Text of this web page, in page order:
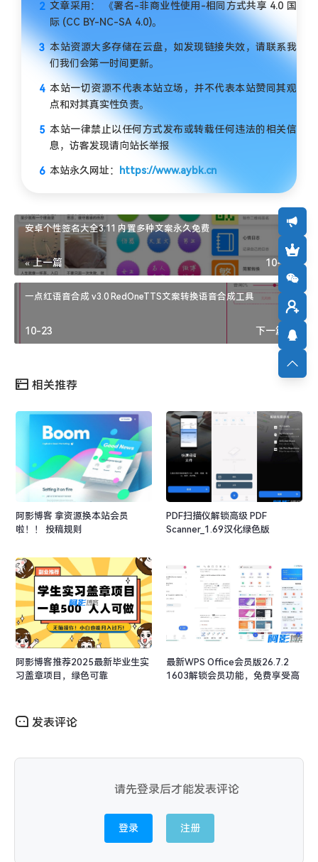
文章采用： 《署名-非商业性使用-相同方式共享 4.0 国
际 (CC BY-NC-SA 4.0)。
本站资源大多存储在云盘，如发现链接失效，请联系我
们我们会第一时间更新。
本站一切资源不代表本站立场，并不代表本站赞同其观
点和对其真实性负责。
本站一律禁止以任何方式发布或转载任何违法的相关信
息，访客发现请向站长举报
本站永久网址： https://www.aybk.cn
安卓个性签名大全3.11 内置多种文案永久免费
« 上一篇 10-24
一点红语音合成 v3.0 RedOneTTS文案转换语音合成工具
下一篇 »
10-23
相关推荐
阿影博客 拿资源换本站会员
啦！！ 投稿规则
PDF扫描仪解锁高级 PDF
Scanner_1.69汉化绿色版
阿影博客推荐2025最新毕业生实
习盖章项目，绿色可靠
最新WPS Office会员版26.7.2
1603解锁会员功能，免费享受高
发表评论
请先登录后才能发表评论
登录 注册